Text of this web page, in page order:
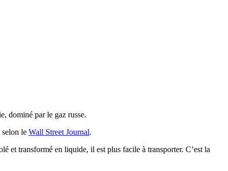
dominé par le gaz russe.
le Wall Street Journal.
et transformé en liquide, il est plus facile à transporter. C’est la